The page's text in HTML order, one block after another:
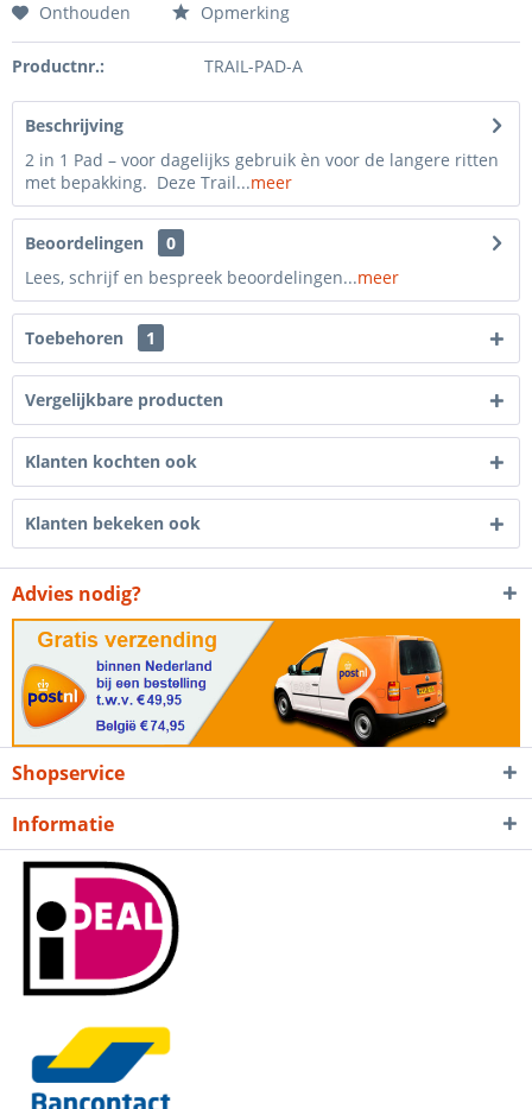
Onthouden Opmerking
Productnr.: TRAIL-PAD-A
Beschrijving
2 in 1 Pad – voor dagelijks gebruik èn voor de langere ritten
met bepakking. Deze Trail...meer
Beoordelingen
0
Lees, schrijf en bespreek beoordelingen...meer
Toebehoren 1
Vergelijkbare producten
Klanten kochten ook
Klanten bekeken ook
Advies nodig?
Shopservice
Informatie